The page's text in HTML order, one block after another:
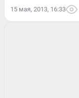
15 мая, 2013, 16:33